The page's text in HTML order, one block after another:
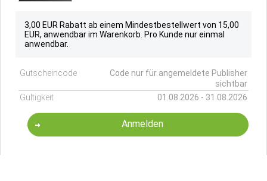
3,00 EUR Rabatt ab einem Mindestbestellwert von 15,00
EUR, anwendbar im Warenkorb. Pro Kunde nur einmal
anwendbar.
Gutscheincode
Code nur für angemeldete Publisher
sichtbar
Gültigkeit
01.08.2026 - 31.08.2026
Anmelden